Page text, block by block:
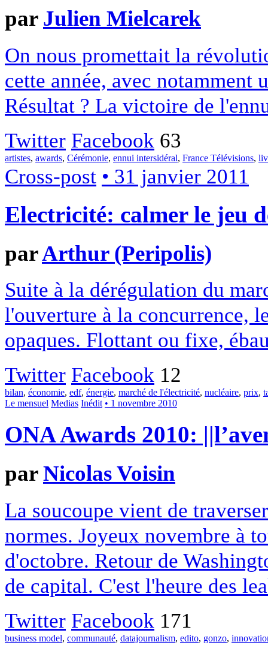
par Julien Mielcarek
On nous promettait la
cette année, avec notamment
Résultat ? La victoire de
Twitter Facebook 63
artistes, awards, Cérémonie, ennui intersidéral, France Télévisions,
Cross-post • 31 janvier 2011
Electricité: calmer le jeu
parArthur (Peripolis)
Suite à la dérégulation du
l'ouverture à la concurrence,
opaques. Flottant ou fixe,
Twitter Facebook 12
bilan, économie, edf, énergie, marché de l'électricité, nucléaire, prix,
Le mensuel Medias Inédit • 1 novembre 2010
ONA Awards 2010:
parNicolas Voisin
La soucoupe vient de
normes. Joyeux novembre à
d'octobre. Retour de
de capital. C'est l'heure des
Twitter Facebook 171
business model, communauté, datajournalism, edito, gonzo,